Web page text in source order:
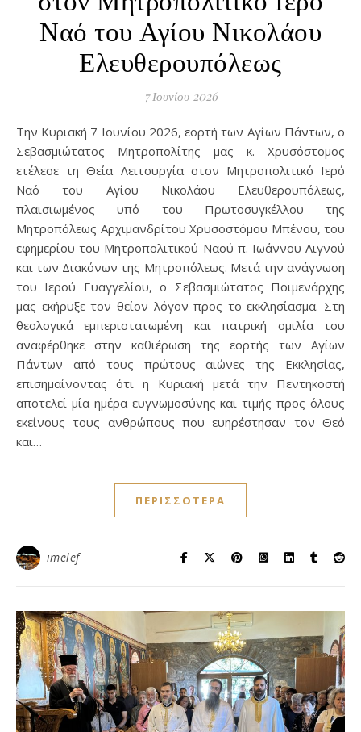
Ναό του Αγίου Νικολάου
Ελευθερουπόλεως
7 Ιουνίου 2026
Την Κυριακή 7 Ιουνίου 2026, εορτή των Αγίων Πάντων, ο
Σεβασμιώτατος Μητροπολίτης μας κ. Χρυσόστομος
ετέλεσε τη Θεία Λειτουργία στον Μητροπολιτικό Ιερό
Ναό του Αγίου Νικολάου Ελευθερουπόλεως,
πλαισιωμένος υπό του Πρωτοσυγκέλλου της
Μητροπόλεως Αρχιμανδρίτου Χρυσοστόμου Μπένου, του
εφημερίου του Μητροπολιτικού Ναού π. Ιωάννου Λιγνού
και των Διακόνων της Μητροπόλεως. Μετά την ανάγνωση
του Ιερού Ευαγγελίου, ο Σεβασμιώτατος Ποιμενάρχης
μας εκήρυξε τον θείον λόγον προς το εκκλησίασμα. Στη
θεολογικά εμπεριστατωμένη και πατρική ομιλία του
αναφέρθηκε στην καθιέρωση της εορτής των Αγίων
Πάντων από τους πρώτους αιώνες της Εκκλησίας,
επισημαίνοντας ότι η Κυριακή μετά την Πεντηκοστή
αποτελεί μία ημέρα ευγνωμοσύνης και τιμής προς όλους
εκείνους τους ανθρώπους που ευηρέστησαν τον Θεό
και…
ΠΕΡΙΣΣΌΤΕΡΑ
imelef